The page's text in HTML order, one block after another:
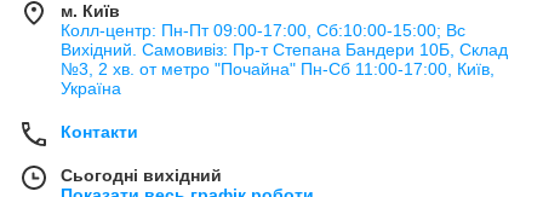
м. Київ
Колл-центр: Пн-Пт 09:00-17:00, Сб:10:00-15:00; Вс
Вихідний. Самовивіз: Пр-т Степана Бандери 10Б, Склад
№3, 2 хв. от метро "Почайна" Пн-Cб 11:00-17:00, Київ,
Україна
Контакти
Сьогодні вихідний